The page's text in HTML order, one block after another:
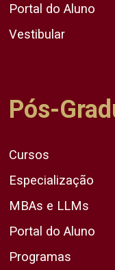
Portal do Aluno
Vestibular
Pós-
Cursos
Especialização
MBAs e LLMs
Portal do Aluno
Programas